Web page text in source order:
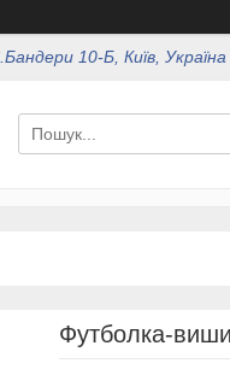
10-Б, Київ, Україна
Футболка-